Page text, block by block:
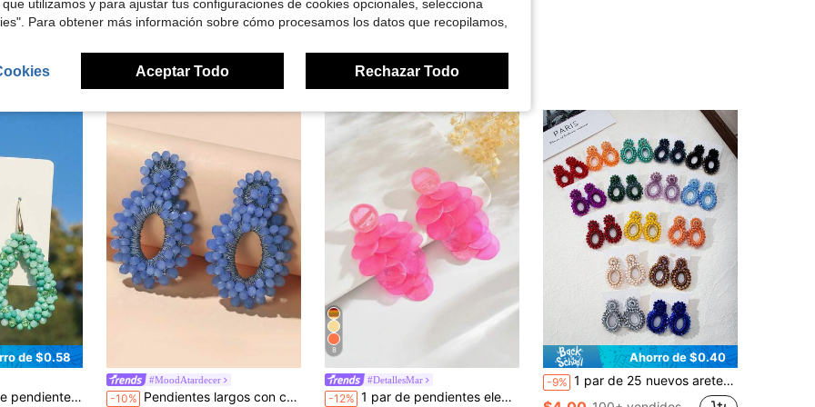
de $0.58
parejas, bodas, festivales de música, uso diario de mujer, vacaciones y fiestas (colores y posiciones aleatorios de las cuentas)
#MoodAtardecer
-10% Pendientes largos con cuenta
8
#DetallesMar
-12% 1 par de pendientes elegantes de lujo estilo vacaciones con diseño exagerado y audaz, textura asimétrica de disco y borlas largas, adecuados para uso diario y de vacaciones de mujeres (la textura de la superficie del disco puede variar ligeramente)
Ahorro de $0.40
-9% 1 par de 25 nuevos aretes geométricos de diseño a mano a ganchillo de estilo bohemio de cristal, apropiados para uso diario, fiesta y vacaciones
utilizamos y para ajustar tus configuraciones de cookies opcionales, selecciona
Para obtener más información sobre cómo procesamos los datos que recopilamos,
Aceptar Todo Rechazar Todo